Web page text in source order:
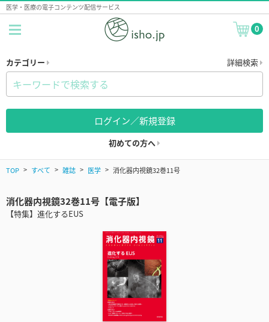
医学・医療の電子コンテンツ配信サービス
0
カテゴリー 詳細検索
ログイン／新規登録
初めての方へ
TOP すべて 雑誌 医学 消化器内視鏡32巻11号
消化器内視鏡32巻11号【電子版】
【特集】進化するEUS